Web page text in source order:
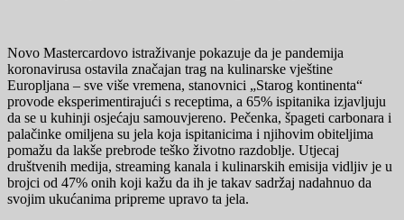
Novo Mastercardovo istraživanje pokazuje da je pandemija
koronavirusa ostavila značajan trag na kulinarske vještine
Europljana – sve više vremena, stanovnici „Starog kontinenta“
provode eksperimentirajući s receptima, a 65% ispitanika izjavljuju
da se u kuhinji osjećaju samouvjereno. Pečenka, špageti carbonara i
palačinke omiljena su jela koja ispitanicima i njihovim obiteljima
pomažu da lakše prebrode teško životno razdoblje. Utjecaj
društvenih medija, streaming kanala i kulinarskih emisija vidljiv je u
brojci od 47% onih koji kažu da ih je takav sadržaj nadahnuo da
svojim ukućanima pripreme upravo ta jela.